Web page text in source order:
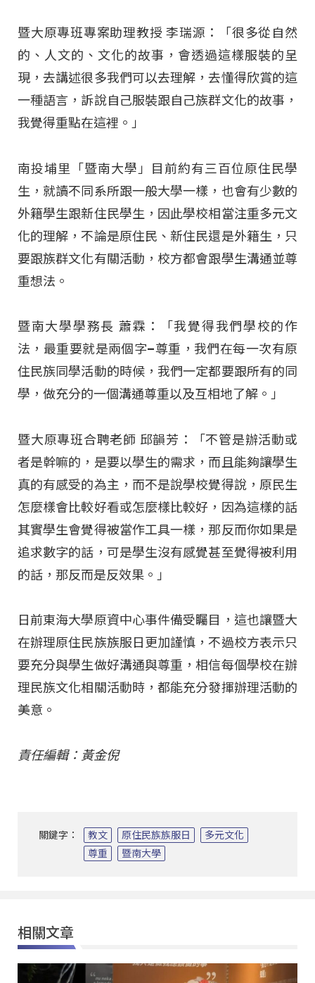
暨大原專班專案助理教授 李瑞源：「很多從自然
的、人文的、文化的故事，會透過這樣服裝的呈
現，去講述很多我們可以去理解，去懂得欣賞的這
一種語言，訴說自己服裝跟自己族群文化的故事，
我覺得重點在這裡。」
南投埔里「暨南大學」目前約有三百位原住民學
生，就讀不同系所跟一般大學一樣，也會有少數的
外籍學生跟新住民學生，因此學校相當注重多元文
化的理解，不論是原住民、新住民還是外籍生，只
要跟族群文化有關活動，校方都會跟學生溝通並尊
重想法。
暨南大學學務長 蕭霖：「我覺得我們學校的作
法，最重要就是兩個字–尊重，我們在每一次有原
住民族同學活動的時候，我們一定都要跟所有的同
學，做充分的一個溝通尊重以及互相地了解。」
暨大原專班合聘老師 邱韻芳：「不管是辦活動或
者是幹嘛的，是要以學生的需求，而且能夠讓學生
真的有感受的為主，而不是說學校覺得說，原民生
怎麼樣會比較好看或怎麼樣比較好，因為這樣的話
其實學生會覺得被當作工具一樣，那反而你如果是
追求數字的話，可是學生沒有感覺甚至覺得被利用
的話，那反而是反效果。」
日前東海大學原資中心事件備受矚目，這也讓暨大
在辦理原住民族族服日更加謹慎，不過校方表示只
要充分與學生做好溝通與尊重，相信每個學校在辦
理民族文化相關活動時，都能充分發揮辦理活動的
美意。
責任編輯：黃金倪
關鍵字： 教文 原住民族族服日
多元文化
尊重
暨南大學
相關文章